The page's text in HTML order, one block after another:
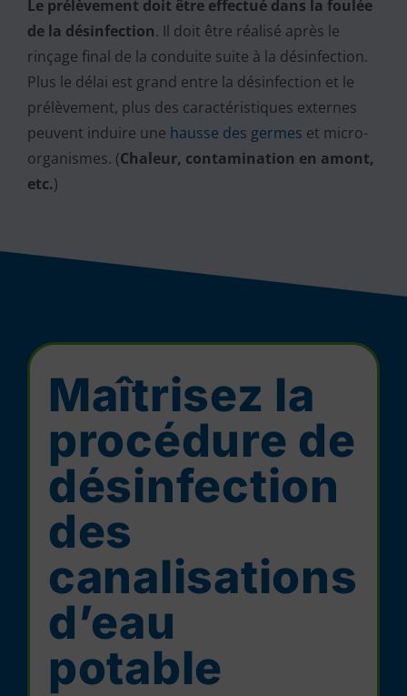
Le prélèvement doit être effectué dans la foulée
de la désinfection. Il doit être réalisé après le
rinçage final de la conduite suite à la désinfection.
Plus le délai est grand entre la désinfection et le
prélèvement, plus des caractéristiques externes
peuvent induire une hausse des germes et micro-
organismes. (Chaleur, contamination en amont,
etc.)
Maîtrisez la
procédure de
désinfection
des
canalisations
d’eau
potable